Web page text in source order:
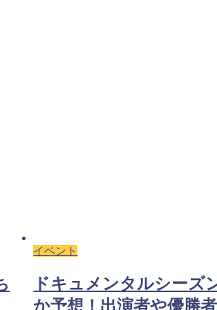
イベント
ディズニーランドでス
止？なくなった理由はな